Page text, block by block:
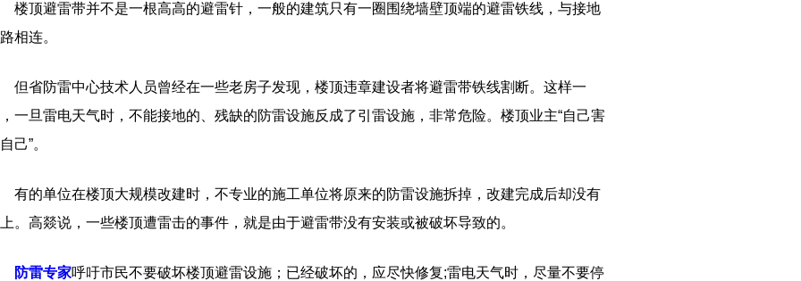
顶避雷带并不是一根高高的避雷针，一般的建筑只有一圈围绕墙壁顶端的避雷铁线，与接地
相连。
省防雷中心技术人员曾经在一些老房子发现，楼顶违章建设者将避雷带铁线割断。这样一
一旦雷电天气时，不能接地的、残缺的防雷设施反成了引雷设施，非常危险。楼顶业主“自己害
己”。
的单位在楼顶大规模改建时，不专业的施工单位将原来的防雷设施拆掉，改建完成后却没有
。高燚说，一些楼顶遭雷击的事件，就是由于避雷带没有安装或被破坏导致的。
防雷专家呼吁市民不要破坏楼顶避雷设施；已经破坏的，应尽快修复;雷电天气时，尽量不要停